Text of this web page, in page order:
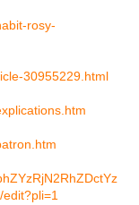
rosy-
30955229.html